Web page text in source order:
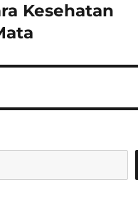
Kesehatan